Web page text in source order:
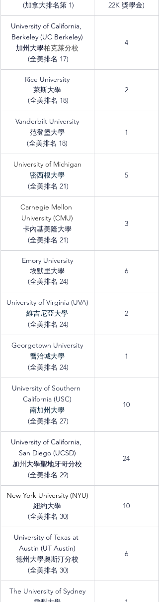
(加拿大排名第 1)
22K 獎學金)
University of California,
Berkeley (UC Berkeley)
加州大學柏克萊分校
(全美排名 17)
4
Rice University
萊斯大學
(全美排名 18)
2
Vanderbilt University
范登堡大學
(全美排名 18)
1
University of Michigan
密西根大學
(全美排名 21)
5
Carnegie Mellon
University (CMU)
卡內基美隆大學
(全美排名 21)
3
Emory University
埃默里大學
(全美排名 24)
6
University of Virginia (UVA)
維吉尼亞大學
(全美排名 24)
2
Georgetown University
喬治城大學
(全美排名 24)
1
University of Southern
California (USC)
南加州大學
(全美排名 27)
10
University of California,
San Diego (UCSD)
加州大學聖地牙哥分校
(全美排名 29)
24
New York University (NYU)
紐約大學
(全美排名 30)
10
University of Texas at
Austin (UT Austin)
德州大學奧斯汀分校
(全美排名 30)
6
The University of Sydney